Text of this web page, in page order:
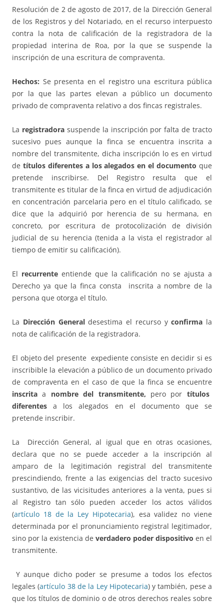
Resolución de 2 de agosto de 2017, de la Dirección General
de los Registros y del Notariado, en el recurso interpuesto
contra la nota de calificación de la registradora de la
propiedad interina de Roa, por la que se suspende la
inscripción de una escritura de compraventa.
Hechos: Se presenta en el registro una escritura pública
por la que las partes elevan a público un documento
privado de compraventa relativo a dos fincas registrales.
La registradora suspende la inscripción por falta de tracto
sucesivo pues aunque la finca se encuentra inscrita a
nombre del transmitente, dicha inscripción lo es en virtud
de títulos diferentes a los alegados en el documento que
pretende inscribirse. Del Registro resulta que el
transmitente es titular de la finca en virtud de adjudicación
en concentración parcelaria pero en el título calificado, se
dice que la adquirió por herencia de su hermana, en
concreto, por escritura de protocolización de división
judicial de su herencia (tenida a la vista el registrador al
tiempo de emitir su calificación).
El recurrenteentiende que la calificación no se ajusta a
Derecho ya que la finca consta inscrita a nombre de la
persona que otorga el título.
La Dirección Generaldesestima el recurso yconfirma la
nota de calificación de la registradora.
El objeto del presente expediente consiste en decidir si es
inscribible la elevación a público de un documento privado
de compraventa en el caso de que la finca se encuentre
inscrita a nombre del transmitente, pero por títulos
diferentes a los alegados en el documento que se
pretende inscribir.
La Dirección General, al igual que en otras ocasiones,
declara que no se puede acceder a la inscripción al
amparo de la legitimación registral del transmitente
prescindiendo, frente a las exigencias del tracto sucesivo
sustantivo, de las vicisitudes anteriores a la venta, pues si
al Registro tan sólo pueden acceder los actos válidos
(artículo 18 de la Ley Hipotecaria), esa validez no viene
determinada por el pronunciamiento registral legitimador,
sino por la existencia de verdadero poder dispositivo en el
transmitente.
Y aunque dicho poder se presume a todos los efectos
legales (artículo 38 de la Ley Hipotecaria) y también, pese a
que los títulos de dominio o de otros derechos reales sobre